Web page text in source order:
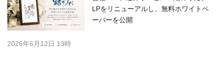
LPをリニューアルし、無料ホワイトペ
ーパーを公開
2026年6月12日 13時